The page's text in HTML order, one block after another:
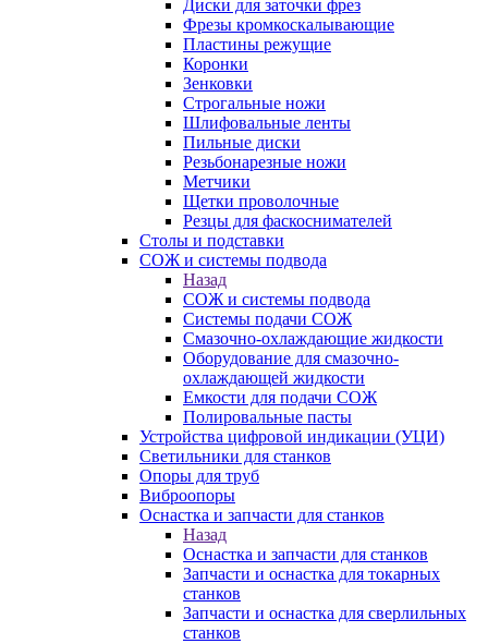
Диски для заточки фрез
Фрезы кромкоскалывающие
Пластины режущие
Коронки
Зенковки
Строгальные ножи
Шлифовальные ленты
Пильные диски
Резьбонарезные ножи
Метчики
Щетки проволочные
Резцы для фаскоснимателей
Столы и подставки
СОЖ и системы подвода
Назад
СОЖ и системы подвода
Системы подачи СОЖ
Смазочно-охлаждающие жидкости
Оборудование для смазочно-
охлаждающей жидкости
Емкости для подачи СОЖ
Полировальные пасты
Устройства цифровой индикации (УЦИ)
Светильники для станков
Опоры для труб
Виброопоры
Оснастка и запчасти для станков
Назад
Оснастка и запчасти для станков
Запчасти и оснастка для токарных
станков
Запчасти и оснастка для сверлильных
станков